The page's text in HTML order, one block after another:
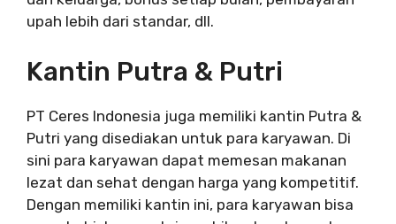
upah lebih dari standar, dll.
Kantin Putra & Putri
PT Ceres Indonesia juga memiliki kantin Putra &
Putri yang disediakan untuk para karyawan. Di
sini para karyawan dapat memesan makanan
lezat dan sehat dengan harga yang kompetitif.
Dengan memiliki kantin ini, para karyawan bisa